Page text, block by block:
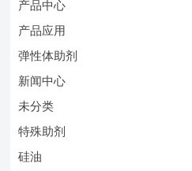
产品中心
产品应用
弹性体助剂
新闻中心
未分类
特殊助剂
硅油